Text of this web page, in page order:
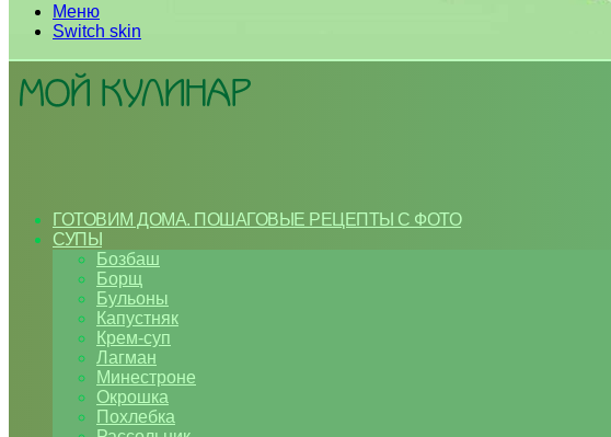
Меню
Switch skin
ГОТОВИМ ДОМА. ПОШАГОВЫЕ РЕЦЕПТЫ С ФОТО
СУПЫ
Бозбаш
Борщ
Бульоны
Капустняк
Крем-суп
Лагман
Минестроне
Окрошка
Похлебка